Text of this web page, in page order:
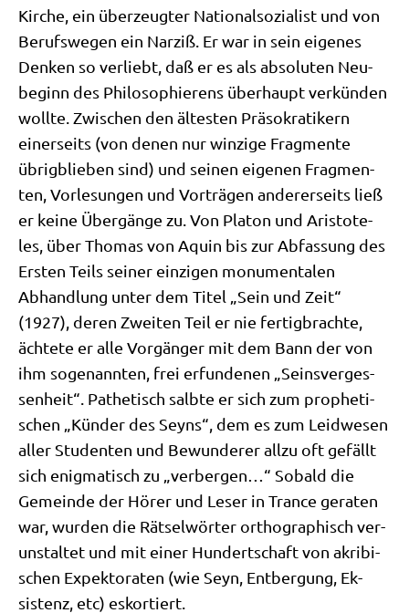
Kir­che, ein über­zeug­ter Natio­nal­so­zia­list und von
Berufs­we­gen ein Nar­ziß. Er war in sein eige­nes
Den­ken so ver­liebt, daß er es als abso­lu­ten Neu­
be­ginn des Phi­lo­so­phie­rens über­haupt ver­kün­den
woll­te. Zwi­schen den älte­sten Prä­so­kra­ti­kern
einer­seits (von denen nur win­zi­ge Frag­men­te
übrig­blie­ben sind) und sei­nen eige­nen Frag­men­
ten, Vor­le­sun­gen und Vor­trä­gen ande­rer­seits ließ
er kei­ne Über­gän­ge zu. Von Pla­ton und Ari­sto­te­
les, über Tho­mas von Aquin bis zur Abfas­sung des
Ersten Teils sei­ner ein­zi­gen monu­men­ta­len
Abhand­lung unter dem Titel „Sein und Zeit“
(1927), deren Zwei­ten Teil er nie fer­tig­brach­te,
äch­te­te er alle Vor­gän­ger mit dem Bann der von
ihm soge­nann­ten, frei erfun­de­nen „Seins­ver­ges­
sen­heit“. Pathe­tisch salb­te er sich zum pro­phe­ti­
schen „Kün­der des Seyns“, dem es zum Leid­we­sen
aller Stu­den­ten und Bewun­de­rer all­zu oft gefällt
sich enig­ma­tisch zu „ver­ber­gen…“ Sobald die
Gemein­de der Hörer und Leser in Trance gera­ten
war, wur­den die Rät­sel­wör­ter ortho­gra­phisch ver­
un­stal­tet und mit einer Hun­dert­schaft von akri­bi­
schen Expek­to­ra­ten (wie Seyn, Ent­ber­gung, Ek-
sistenz, etc) eskortiert.